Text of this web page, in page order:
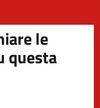
le
questa